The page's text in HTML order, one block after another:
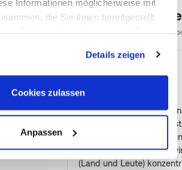
Informationen möglicherweise mit
die Sie ihnen bereitgestellt
unsere Webseite weiterhin nutzen.
Details zeigen
Cookies zulassen
Anpassen
Das sagen
10
vor einem Jahr
★
Unsere Selbstfahr-Reise
Australien wurde von
und unseren Wünschen
und organisiert, sodass
(Land und Leute)